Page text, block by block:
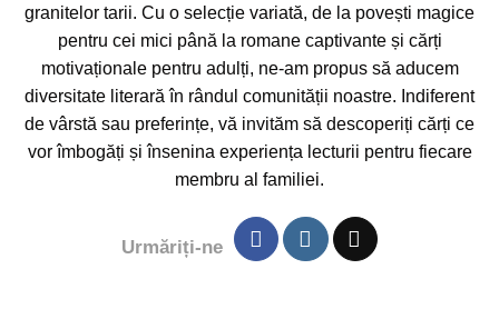
granitelor tarii. Cu o selecție variată, de la povești magice
pentru cei mici până la romane captivante și cărți
motivaționale pentru adulți, ne-am propus să aducem
diversitate literară în rândul comunității noastre. Indiferent
de vârstă sau preferințe, vă invităm să descoperiți cărți ce
vor îmbogăți și însenina experiența lecturii pentru fiecare
membru al familiei.
Urmăriți-ne